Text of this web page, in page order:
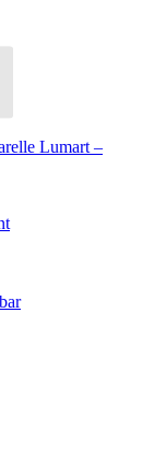
Lumart –